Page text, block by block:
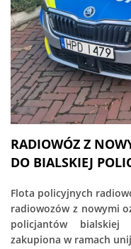
RADIOWÓZ Z
DO BIALSKIEJ
Flota policyjnych
radiowozów z nowymi
policjantów bialskiej
zakupiona w ramach